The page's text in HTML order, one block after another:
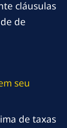
cláusulas
de
seu
de taxas